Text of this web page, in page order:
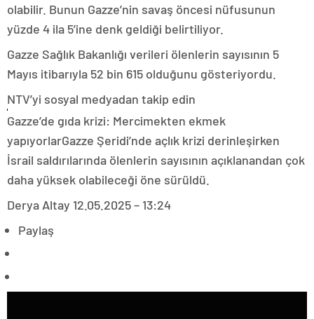
olabilir. Bunun Gazze’nin savaş öncesi nüfusunun
yüzde 4 ila 5’ine denk geldiği belirtiliyor.
Gazze Sağlık Bakanlığı verileri ölenlerin sayısının 5
Mayıs itibarıyla 52 bin 615 olduğunu gösteriyordu.
NTV’yi sosyal medyadan takip edin
Gazze’de gıda krizi: Mercimekten ekmek
yapıyorlarGazze Şeridi’nde açlık krizi derinleşirken
İsrail saldırılarında ölenlerin sayısının açıklanandan çok
daha yüksek olabileceği öne sürüldü.
Derya Altay 12.05.2025 – 13:24
Paylaş